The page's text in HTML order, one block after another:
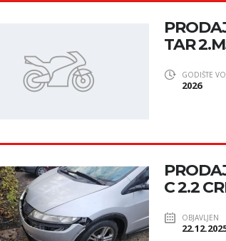
TAR
GODIŠTE
2026
C 2.2
OBJAVLJEN